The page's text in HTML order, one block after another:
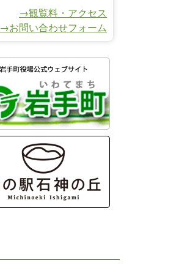
→観覧料・アクセス
→お問い合わせフォーム